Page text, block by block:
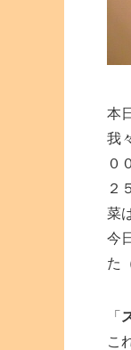
本
我
０
２
菜
今
た
「
こ